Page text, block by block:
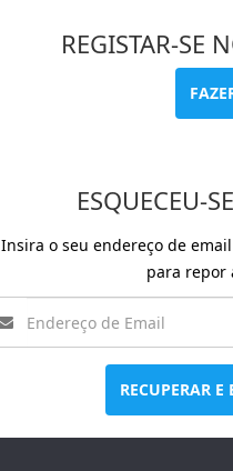
REGISTAR-SE
ESQUECEU-
Insira o seu endereço de
para repor
RECUPERAR